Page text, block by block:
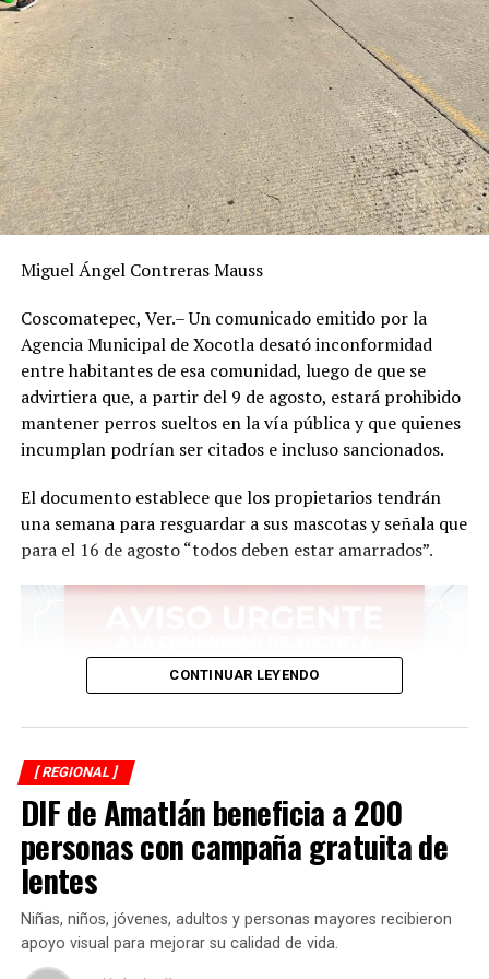
Hasta el cierre de esta edición, la Secretaría de
Educación de Veracruz no había emitido información
oficial respecto a las acciones que se adoptarán ante la
suspensión de actividades en los planteles de la región.
RELATED TOPICS:
DESPUÉS
Arrancan mantenimiento en la carretera Omealca–
Matatenatito
ANTES
a la población
Miguel Ángel Contreras Mauss
Coscomatepec, Ver.– Un comunicado emitido por la
Agencia Municipal de Xocotla desató inconformidad
entre habitantes de esa comunidad, luego de que se
advirtiera que, a partir del 9 de agosto, estará prohibido
mantener perros sueltos en la vía pública y que quienes
incumplan podrían ser citados e incluso sancionados.
El documento establece que los propietarios tendrán
una semana para resguardar a sus mascotas y señala que
para el 16 de agosto “todos deben estar amarrados”.
CONTINUAR LEYENDO
[ REGIONAL ]
DIF de Amatlán beneficia a 200
personas con campaña gratuita de
lentes
Niñas, niños, jóvenes, adultos y personas mayores recibieron
apoyo visual para mejorar su calidad de vida.